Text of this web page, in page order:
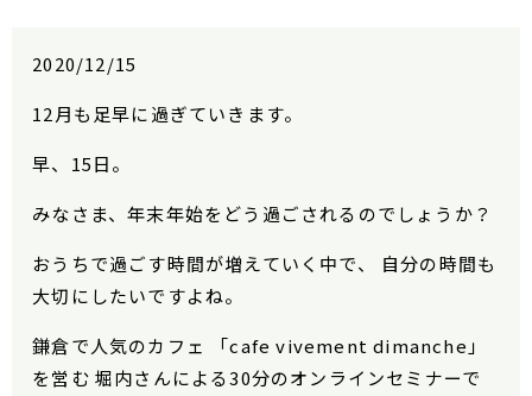
2020/12/15
12月も足早に過ぎていきます。
早、15日。
みなさま、年末年始をどう過ごされるのでしょうか？
おうちで過ごす時間が増えていく中で、 自分の時間も
大切にしたいですよね。
鎌倉で人気のカフェ 「cafe vivement dimanche」
を営む 堀内さんによる30分のオンラインセミナーで